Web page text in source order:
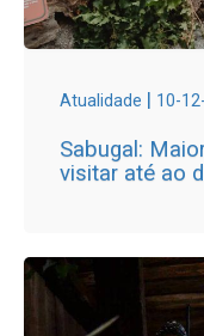
Atualidade | 10-
Sabugal:
visitar até ao